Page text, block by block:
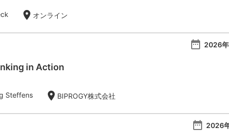
location_on オンライン
date_range 2026
in Action
Steffens location_on BIPROGY株式会社
date_range 2026